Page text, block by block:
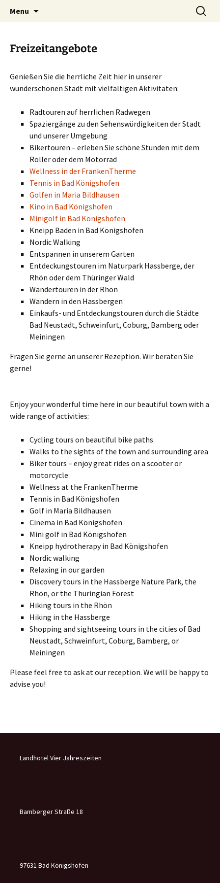
Landhotel Vier Jahreszeiten
Ihr Hotel in Bad Königshofen
Menu
Search
for:
Freizeitangebote
Genießen Sie die herrliche Zeit hier in unserer
wunderschönen Stadt mit vielfältigen Aktivitäten:
Radtouren auf herrlichen Radwegen
Spaziergänge zu den Sehenswürdigkeiten der Stadt
und unserer Umgebung
Bikertouren – erleben Sie schöne Stunden mit dem
Roller oder dem Motorrad
Wellness in der FrankenTherme
Tennis in Bad Königshofen
Golfen in Maria Bildhausen
Kino in Bad Königshofen
Minigolf in Bad Königshofen
Kneipp Baden in Bad Königshofen
Nordic Walking
Entspannen in unserem Garten
Entdeckungstouren im Naturpark Hassberge, der
Rhön oder dem Thüringer Wald
Wandertouren in der Rhön
Wandern in den Hassbergen
Einkaufs- und Entdeckungstouren durch die Städte
Bad Neustadt, Schweinfurt, Coburg, Bamberg oder
Meiningen
Fragen Sie gerne an unserer Rezeption. Wir beraten Sie
gerne!
Enjoy your wonderful time here in our beautiful town with a
wide range of activities:
Cycling tours on beautiful bike paths
Walks to the sights of the town and surrounding area
Biker tours – enjoy great rides on a scooter or
motorcycle
Wellness at the FrankenTherme
Tennis in Bad Königshofen
Golf in Maria Bildhausen
Cinema in Bad Königshofen
Mini golf in Bad Königshofen
Kneipp hydrotherapy in Bad Königshofen
Nordic walking
Relaxing in our garden
Discovery tours in the Hassberge Nature Park, the
Rhön, or the Thuringian Forest
Hiking tours in the Rhön
Hiking in the Hassberge
Shopping and sightseeing tours in the cities of Bad
Neustadt, Schweinfurt, Coburg, Bamberg, or
Meiningen
Please feel free to ask at our reception. We will be happy to
advise you!
Landhotel Vier Jahreszeiten
Bamberger Straße 18
97631 Bad Königshofen